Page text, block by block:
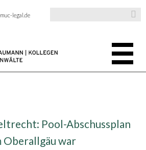
legal.de
Pool-Abschussplan
Oberallgäu war